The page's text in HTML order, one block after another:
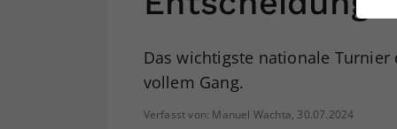
Das wichtigste nationale
vollem Gang.
Verfasst von: Manuel Wachta, 30.07.2024